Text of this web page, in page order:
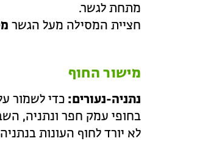
מתחת לגשר.
חציית המסילה מעל הגשר
מישור החוף
נתניה-נעורים: כדי לשמור
בחופי עמק חפר ונתניה,
לא יורד לחוף העונות